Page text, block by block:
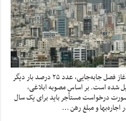
به گزارش کسب و کار نیوز ، با آغاز فصل جابه‌جایی، عدد ۲۵ درصد بار دیگر
شده است. بر اساس مصوبه ابلاغی،
درخواست مستأجر باید برای یک سال